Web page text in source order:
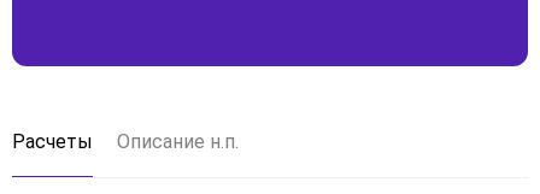
Расчеты Описание н.п.